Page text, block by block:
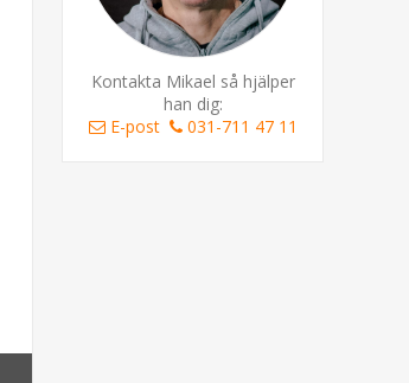
Kontakta Mikael så hjälper
han dig:
E-post
031-711 47 11